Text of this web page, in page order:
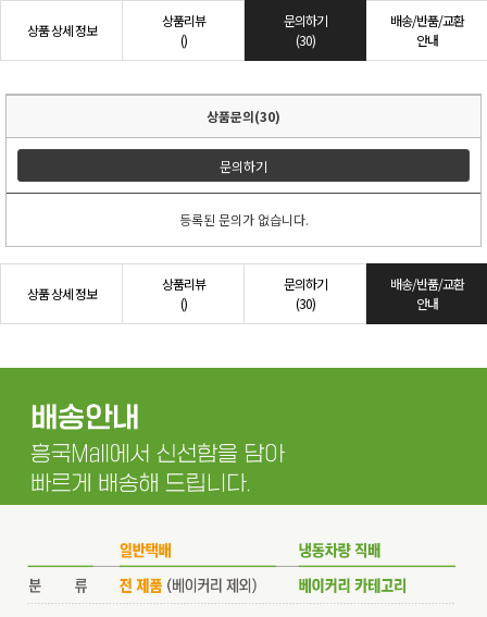
상품 상세 정보
상품리뷰
()
문의하기
(30)
배송/반품/교환
안내
상품문의(30)
문의하기
등록된 문의가 없습니다.
상품 상세 정보
상품리뷰
()
문의하기
(30)
배송/반품/교환
안내